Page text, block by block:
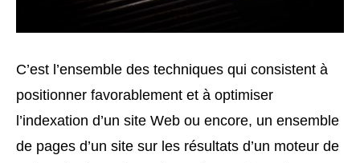
C’est l’ensemble des techniques qui consistent à
positionner favorablement et à optimiser
l’indexation d’un site Web ou encore, un ensemble
de pages d’un site sur les résultats d’un moteur de